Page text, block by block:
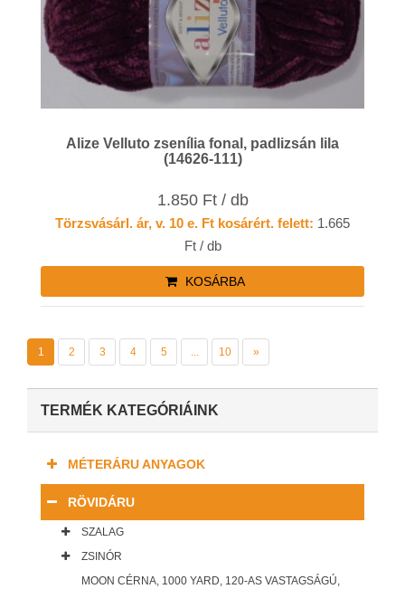
Alize Velluto zsenília fonal, padlizsán lila
(14626-111)
1.850 Ft / db
Törzsvásárl. ár, v. 10 e. Ft kosárért. felett: 1.665
Ft / db
KOSÁRBA
1 2 3 4 5 ... 10 »
TERMÉK KATEGÓRIÁINK
MÉTERÁRU ANYAGOK
RÖVIDÁRU
SZALAG
ZSINÓR
MOON CÉRNA, 1000 YARD, 120-AS VASTAGSÁGÚ,